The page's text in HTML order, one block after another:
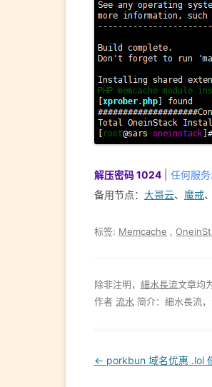
解压密码 1024
任何服务
备用节点： 大哥云、 魔戒、
标签: Memcache
除非注明， 細水長流文章均
作者 流水 简介：細水長流
Post
← porkbun 域名优惠 .lol